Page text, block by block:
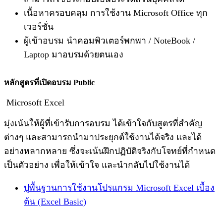
เนื้อหาครอบคลุม การใช้งาน Microsoft Office ทุก
เวอร์ชั่น
ผู้เข้าอบรม นำคอมพิวเตอร์พกพา / NoteBook /
Laptop มาอบรมด้วยตนเอง
หลักสูตรที่เปิดอบรม Public
Microsoft Excel
มุ่งเน้นให้ผู้ที่เข้ารับการอบรม ได้เข้าใจกับสูตรที่สำคัญ
ต่างๆ และสามารถนำมาประยุกต์ใช้งานได้จริง และได้
อย่างหลากหลาย ซึ่งจะเน้นฝึกปฏิบัติจริงกับโจทย์ที่กำหนด
เป็นตัวอย่าง เพื่อให้เข้าใจ และนำกลับไปใช้งานได้
ปูพื้นฐานการใช้งานโปรแกรม Microsoft Excel เบื้อง
ต้น (Excel Basic)